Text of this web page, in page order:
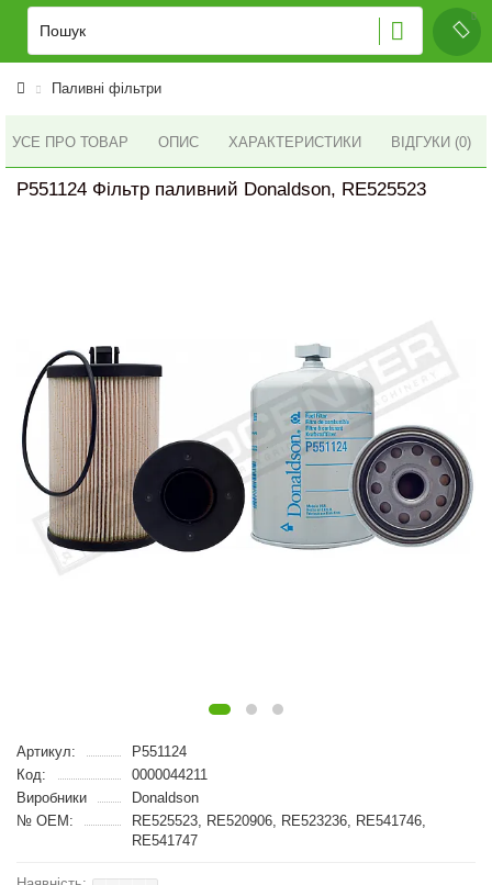
Паливні фільтри
УСЕ ПРО ТОВАР ОПИС ХАРАКТЕРИСТИКИ ВІДГУКИ (0)
P551124 Фільтр паливний Donaldson, RE525523
Артикул:
P551124
Код:
0000044211
Виробники
Donaldson
№ OEM:
RE525523, RE520906, RE523236, RE541746,
RE541747